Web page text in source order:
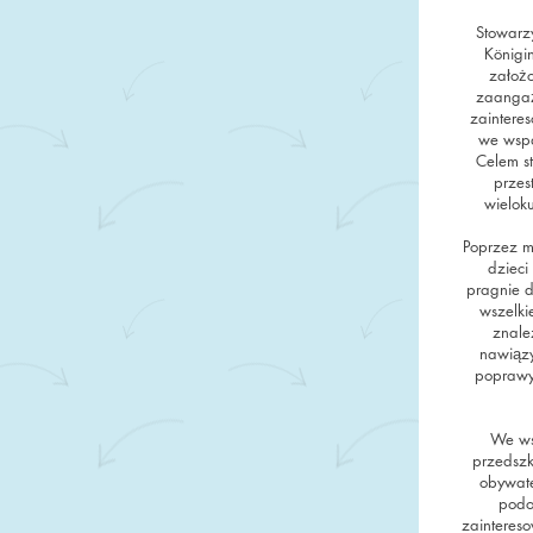
we
Celem
Poprzez
dzieci
pragnie
We